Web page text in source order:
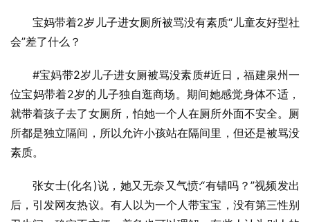
宝妈带着2岁儿子进女厕所被骂没有素质“儿童友好型社
会”差了什么？
#宝妈带2岁儿子进女厕被骂没素质#近日，福建泉州一
位宝妈带着2岁的儿子独自逛商场。期间她感觉身体不适，
就带着孩子去了女厕所，怕她一个人在厕所外面不安全。厕
所都是独立隔间，所以允许小孩站在隔间里，但还是被骂没
素质。
张女士(化名)说，她又无奈又气愤:“有错吗？”视频发出
后，引发网友热议。有人以为一个人带宝宝，没有第三性别